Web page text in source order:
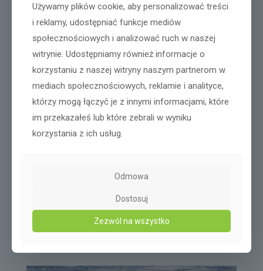
Używamy plików cookie, aby personalizować treści
i reklamy, udostępniać funkcje mediów
społecznościowych i analizować ruch w naszej
witrynie. Udostępniamy również informacje o
korzystaniu z naszej witryny naszym partnerom w
mediach społecznościowych, reklamie i analityce,
którzy mogą łączyć je z innymi informacjami, które
im przekazałeś lub które zebrali w wyniku
korzystania z ich usług.
Odmowa
Dostosuj
Zezwól na wszystko